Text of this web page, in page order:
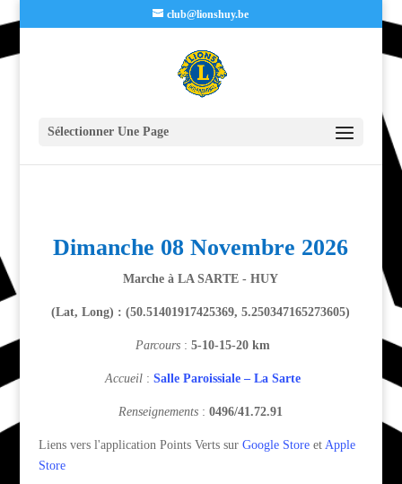
club@lionshuy.be
Sélectionner Une Page
Dimanche 08 Novembre 2026
Marche à LA SARTE - HUY
(Lat, Long) : (50.51401917425369, 5.250347165273605)
Parcours: 5-10-15-20 km
Accueil : Salle Paroissiale – La Sarte
Renseignements : 0496/41.72.91
Liens vers l'application Points Verts sur Google Storeet Apple
Store